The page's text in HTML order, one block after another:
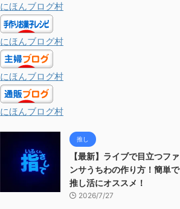
にほんブログ村
にほんブログ村
にほんブログ村
にほんブログ村
推し
【最新】ライブで目立つファ
ンサうちわの作り方！簡単で
推し活にオススメ！
2026/7/27